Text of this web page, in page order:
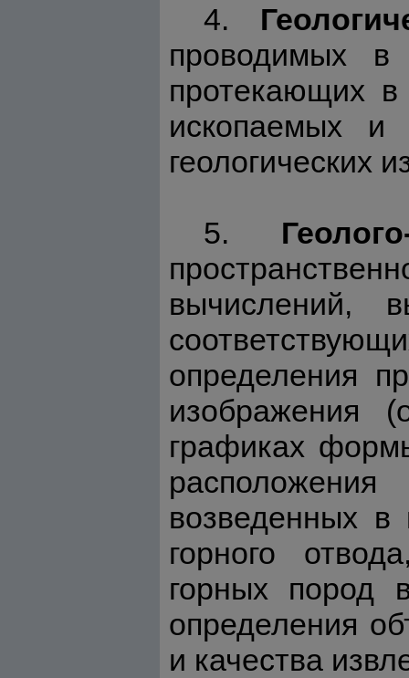
4.
проводимых
протекающих в
ископаемых
геологических
5.
вычислений,
определения
изображения
графиках
возведенных в
горного
горных пород
определения
и качества